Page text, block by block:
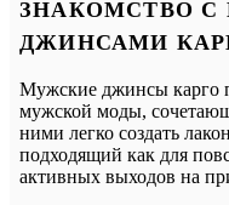
ЗНАКОМСТВО
ДЖИНСАМИ
Мужские джинсы карго
мужской моды,
ними легко создать
подходящий как для
активных выходов на